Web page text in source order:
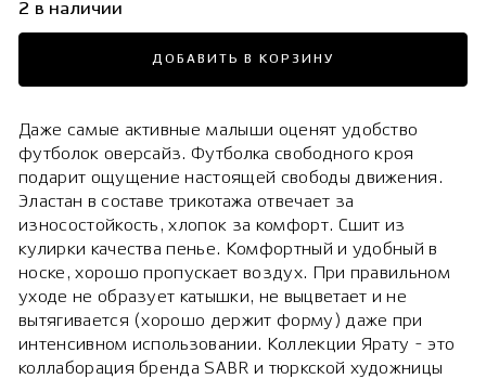
2 в наличии
ДОБАВИТЬ В КОРЗИНУ
Даже самые активные малыши оценят удобство
футболок оверсайз. Футболка свободного кроя
подарит ощущение настоящей свободы движения.
Эластан в составе трикотажа отвечает за
износостойкость, хлопок за комфорт. Сшит из
кулирки качества пенье. Комфортный и удобный в
носке, хорошо пропускает воздух. При правильном
уходе не образует катышки, не выцветает и не
вытягивается (хорошо держит форму) даже при
интенсивном использовании. Коллекции Ярату - это
коллаборация бренда SABR и тюркской художницы